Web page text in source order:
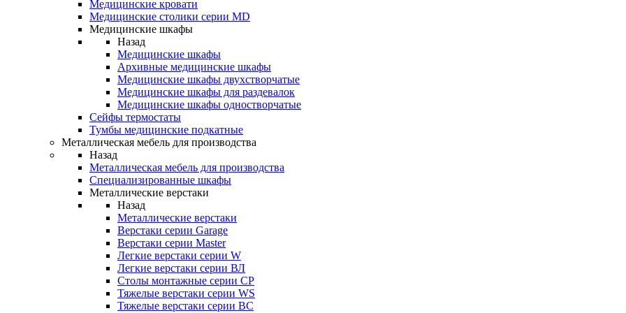
Медицинские кровати
Медицинские столики серии MD
Медицинские шкафы
Назад
Медицинские шкафы
Архивные медицинские шкафы
Медицинские шкафы двухстворчатые
Медицинские шкафы для раздевалок
Медицинские шкафы одностворчатые
Сейфы термостаты
Тумбы медицинские подкатные
Металлическая мебель для производства
Назад
Металлическая мебель для производства
Cпециализированные шкафы
Металлические верстаки
Назад
Металлические верстаки
Верстаки серии Garage
Верстаки серии Master
Легкие верстаки серии W
Легкие верстаки серии ВЛ
Столы монтажные серии СР
Тяжелые верстаки серии WS
Тяжелые верстаки серии ВС